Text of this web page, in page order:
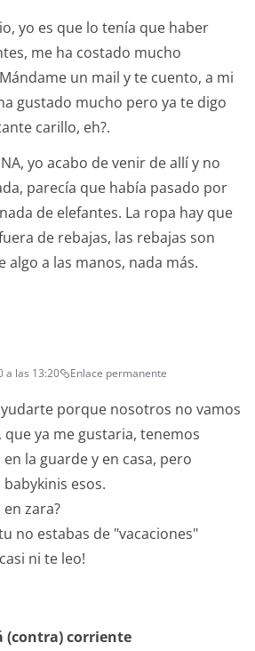
yo es que lo tenía que haber
me ha costado mucho
un mail y te cuento, a mi
gustado mucho pero ya te digo
carillo, eh?.
yo acabo de venir de allí y no
parecía que había pasado por
de elefantes. La ropa hay que
de rebajas, las rebajas son
algo a las manos, nada más.
a las 13:20 Enlace permanente
porque nosotros no vamos
que ya me gustaria, tenemos
la guarde y en casa, pero
esos.
zara?
no estabas de "vacaciones"
ni te leo!
(contra) corriente